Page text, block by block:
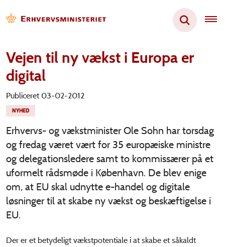
Vejen til ny vækst i Europa er
digital
Publiceret 03-02-2012
NYHED
Erhvervs- og vækstminister Ole Sohn har torsdag
og fredag været vært for 35 europæiske ministre
og delegationsledere samt to kommissærer på et
uformelt rådsmøde i København. De blev enige
om, at EU skal udnytte e-handel og digitale
løsninger til at skabe ny vækst og beskæftigelse i
EU.
Der er et betydeligt vækstpotentiale i at skabe et såkaldt